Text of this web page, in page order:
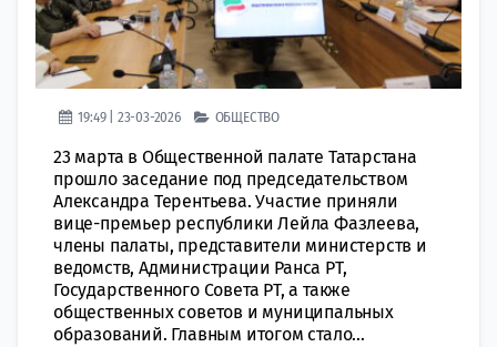
19:49 | 23-03-2026 ОБЩЕСТВО
23 марта в Общественной палате Татарстана
прошло заседание под председательством
Александра Терентьева. Участие приняли
вице-премьер республики Лейла Фазлеева,
члены палаты, представители министерств и
ведомств, Администрации Ранса РТ,
Государственного Совета РТ, а также
общественных советов и муниципальных
образований. Главным итогом стало...